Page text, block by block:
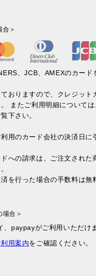
合＞
、JCB、AMEXのカード
おりますので、クレジット
またご利用明細について
下さい。
用のカード会社の決済日に
への請求は、ご注文された
を行った場合の手数料は無
場合＞
paypayがご利用いただけ
利用案内をご確認ください。